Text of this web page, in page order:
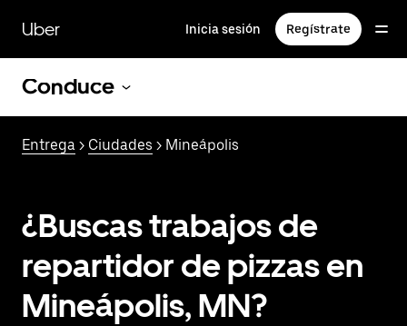
contenido
principal
Uber Inicia sesión Regístrate
Conduce
Entrega > Ciudades > Mineápolis
¿Buscas trabajos de
repartidor de pizzas en
Mineápolis, MN?